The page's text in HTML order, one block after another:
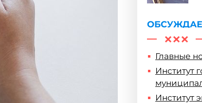
Главные
Институт
Институт